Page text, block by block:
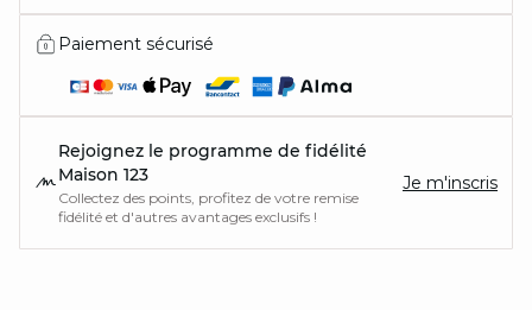
Paiement sécurisé
Rejoignez le programme de fidélité
Maison 123
Collectez des points, profitez de votre remise
fidélité et d'autres avantages exclusifs !
Je m'inscris